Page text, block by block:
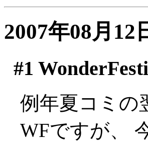
2007年08月12
#1
例年夏コミの
WFですが、